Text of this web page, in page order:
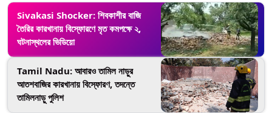
Sivakasi Shocker: শিবকাশীর বাজি
তৈরির কারখানায় বিস্ফোরণে মৃত কমপক্ষে ২,
ঘটনাস্থলের ভিডিয়ো
Tamil Nadu: আবারও তামিল নাড়ুর
আতশবাজির কারখানায় বিস্ফোরণ, তদন্তে
তামিলনাড়ু পুলিশ